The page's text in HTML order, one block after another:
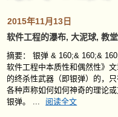
2015年11月13日
软件工程的瀑布, 大泥球, 教
摘要： 银弹 & 160;& 160;&
软件工程中本质性和偶然性》
的终杀性武器（即银弹）的，
各种声称如何如何神奇的理论
银弹。 ...
阅读全文